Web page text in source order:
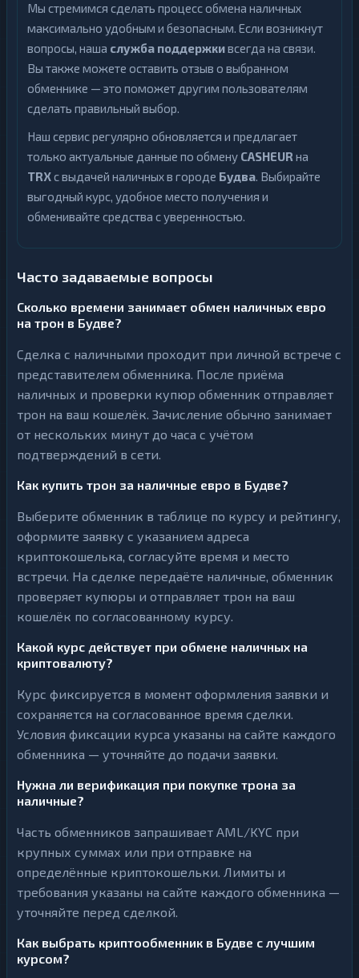
Мы стремимся сделать процесс обмена наличных
максимально удобным и безопасным. Если возникнут
вопросы, наша служба поддержкивсегда на связи.
Вы также можете оставить отзыв о выбранном
обменнике — это поможет другим пользователям
сделать правильный выбор.
Наш сервис регулярно обновляется и предлагает
только актуальные данные по обмену CASHEUR на
TRXс выдачей наличных в городе Будва. Выбирайте
выгодный курс, удобное место получения и
обменивайте средства с уверенностью.
Часто задаваемые вопросы
Сколько времени занимает обмен наличных евро
на трон в Будве?
Сделка с наличными проходит при личной встрече с
представителем обменника. После приёма
наличных и проверки купюр обменник отправляет
трон на ваш кошелёк. Зачисление обычно занимает
от нескольких минут до часа с учётом
подтверждений в сети.
Как купить трон за наличные евро в Будве?
Выберите обменник в таблице по курсу и рейтингу,
оформите заявку с указанием адреса
криптокошелька, согласуйте время и место
встречи. На сделке передаёте наличные, обменник
проверяет купюры и отправляет трон на ваш
кошелёк по согласованному курсу.
Какой курс действует при обмене наличных на
криптовалюту?
Курс фиксируется в момент оформления заявки и
сохраняется на согласованное время сделки.
Условия фиксации курса указаны на сайте каждого
обменника — уточняйте до подачи заявки.
Нужна ли верификация при покупке трона за
наличные?
Часть обменников запрашивает AML/KYC при
крупных суммах или при отправке на
определённые криптокошельки. Лимиты и
требования указаны на сайте каждого обменника —
уточняйте перед сделкой.
Как выбрать криптообменник в Будве с лучшим
курсом?